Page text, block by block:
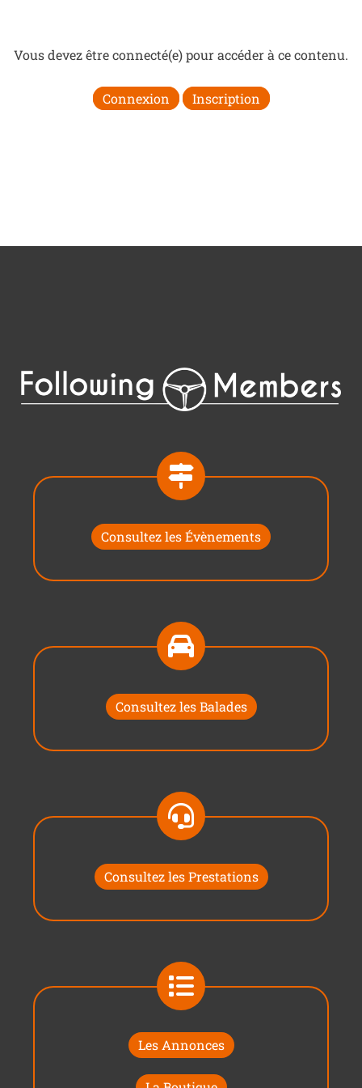
Vous devez être connecté(e) pour accéder à ce contenu.
Connexion Inscription
Consultez les Évènements
Consultez les Balades
Consultez les Prestations
Les Annonces